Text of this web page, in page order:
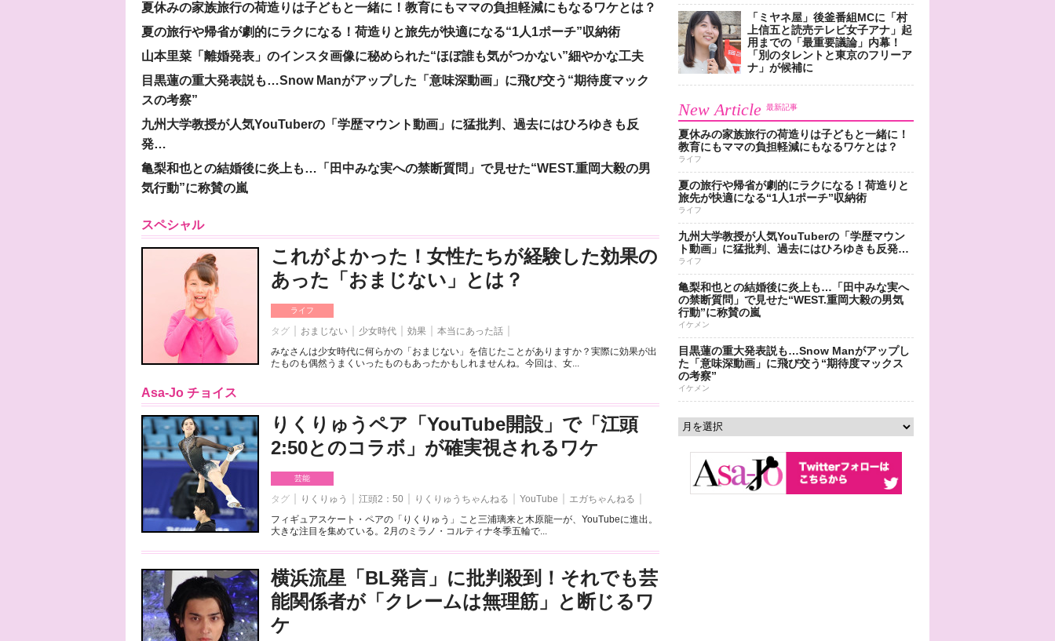
夏休みの家族旅行の荷造りは子どもと一緒に！教育にもママの負担軽減にもなるワケとは？
夏の旅行や帰省が劇的にラクになる！荷造りと旅先が快適になる“1人1ポーチ”収納術
山本里菜「離婚発表」のインスタ画像に秘められた“ほぼ誰も気がつかない”細やかな工夫
目黒蓮の重大発表説も…Snow Manがアップした「意味深動画」に飛び交う“期待度マック
スの考察”
九州大学教授が人気YouTuberの「学歴マウント動画」に猛批判、過去にはひろゆきも反
発…
亀梨和也との結婚後に炎上も…「田中みな実への禁断質問」で見せた“WEST.重岡大毅の男
気行動”に称賛の嵐
スペシャル
これがよかった！女性たちが経験した効果の
あった「おまじない」とは？
ライフ
タグ おまじない 少女時代 効果
本当にあった話
みなさんは少女時代に何らかの「おまじない」を信じたことがありますか？実際に効果が出
たものも偶然うまくいったものもあったかもしれませんね。今回は、女...
Asa-Jo チョイス
りくりゅうペア「YouTube開設」で「江頭
2:50とのコラボ」が確実視されるワケ
芸能
タグ りくりゅう 江頭2：50 りくりゅうちゃんねる YouTube
エガちゃんねる
フィギュアスケート・ペアの「りくりゅう」こと三浦璃来と木原龍一が、YouTubeに進出。
大きな注目を集めている。2月のミラノ・コルティナ冬季五輪で...
横浜流星「BL発言」に批判殺到！それでも芸
能関係者が「クレームは無理筋」と断じるワ
ケ
「ミヤネ屋」後釜番組MCに「村
上信五と読売テレビ女子アナ」起
用までの「最重要議論」内幕！
「別のタレントと東京のフリーア
ナ」が候補に
New Article 最新記事
夏休みの家族旅行の荷造りは子どもと一緒に！
教育にもママの負担軽減にもなるワケとは？
ライフ
夏の旅行や帰省が劇的にラクになる！荷造りと
旅先が快適になる“1人1ポーチ”収納術
ライフ
九州大学教授が人気YouTuberの「学歴マウン
ト動画」に猛批判、過去にはひろゆきも反発…
ライフ
亀梨和也との結婚後に炎上も…「田中みな実へ
の禁断質問」で見せた“WEST.重岡大毅の男気
行動”に称賛の嵐
イケメン
目黒蓮の重大発表説も…Snow Manがアップし
た「意味深動画」に飛び交う“期待度マックス
の考察”
イケメン